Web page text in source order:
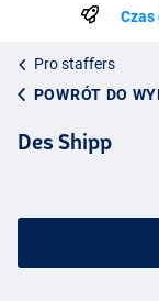
wędkarskim...Czas
Pro staffers
POWRÓT DO
Des Shipp